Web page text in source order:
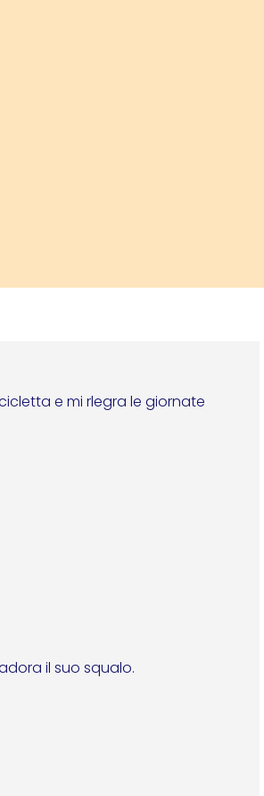
e mi rlegra le giornate
il suo squalo.